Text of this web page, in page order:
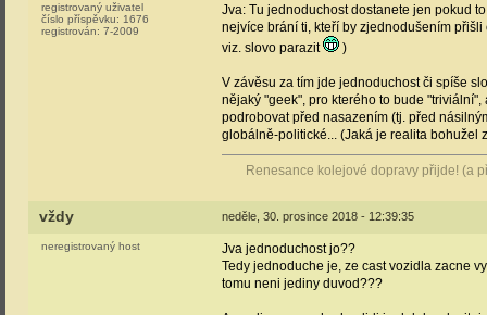
registrovaný uživatel
číslo příspěvku: 1676
registrován: 7-2009
Jva: Tu jednoduchost dostanete jen pokud
nejvíce brání ti, kteří by zjednodušením
viz. slovo parazit
)
V závěsu za tím jde jednoduchost či spíše
nějaký "geek", pro kterého to bude
podrobovat před nasazením (tj. před
globálně-politické... (Jaká je realita bohužel
Renesance kolejové dopravy přijde! (a
vždy neděle, 30. prosince 2018 - 12:39:35
neregistrovaný host
Jva jednoduchost jo??
Tedy jednoduche je, ze cast vozidla zacne
tomu neni jediny duvod???